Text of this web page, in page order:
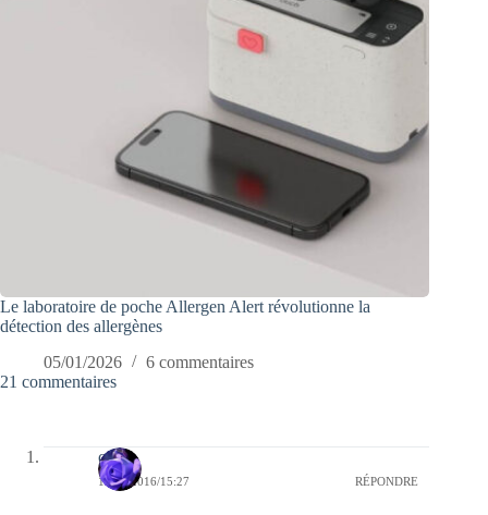
Le laboratoire de poche Allergen Alert révolutionne la
détection des allergènes
05/01/2026
6 commentaires
21 commentaires
covix
15/11/2016/15:27 RÉPONDRE